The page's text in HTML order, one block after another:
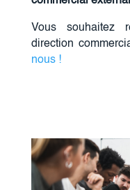
Vous souhaitez
direction
nous !